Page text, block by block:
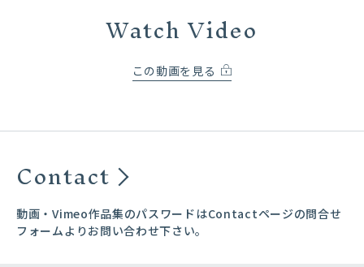
Watch Video
この動画を見る
Contact
動画・Vimeo作品集のパスワードはContactページの問合せ
フォームよりお問い合わせ下さい。